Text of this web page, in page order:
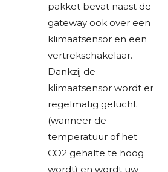
pakket bevat naast de
gateway ook over een
klimaatsensor en een
vertrekschakelaar.
Dankzij de
klimaatsensor wordt er
regelmatig gelucht
(wanneer de
temperatuur of het
CO2 gehalte te hoog
wordt) en wordt uw